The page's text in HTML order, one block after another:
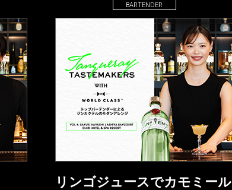
BARTENDER
リンゴジュースでカモミール